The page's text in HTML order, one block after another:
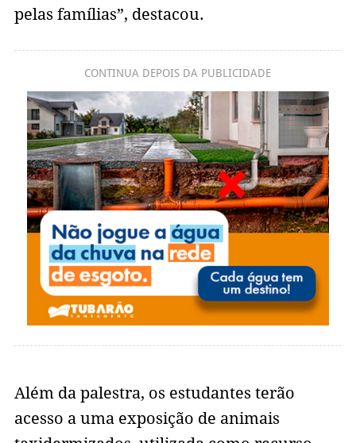
pelas famílias”, destacou.
CONTINUA DEPOIS DA PUBLICIDADE
Além da palestra, os estudantes terão
acesso a uma exposição de animais